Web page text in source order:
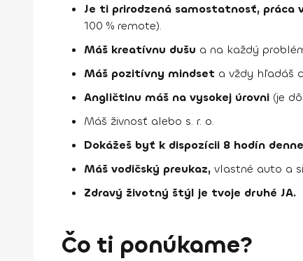
Je ti prirodzená samostatnosť,
100 % remote).
Máš kreatívnu dušu a na každý
Máš pozitívny mindset a vždy hľadáš
Angličtinu máš na vysokej úrovni (je
Máš živnosť alebo s. r. o.
Dokážeš byť k dispozícii 8 hodín denne
Máš vodičský preukaz, vlastné auto a
Zdravý životný štýl je tvoje druhé JA.
Čo ti ponúkame?